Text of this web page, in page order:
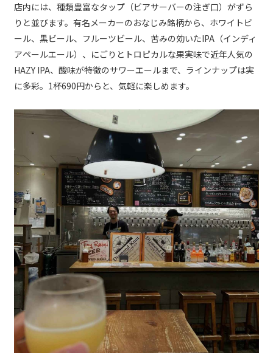
店内には、種類豊富なタップ（ビアサーバーの注ぎ口）がずら
りと並びます。有名メーカーのおなじみ銘柄から、ホワイトビ
ール、黒ビール、フルーツビール、苦みの効いたIPA（インディ
アペールエール）、にごりとトロピカルな果実味で近年人気の
HAZY IPA、酸味が特徴のサワーエールまで、ラインナップは実
に多彩。1杯690円からと、気軽に楽しめます。